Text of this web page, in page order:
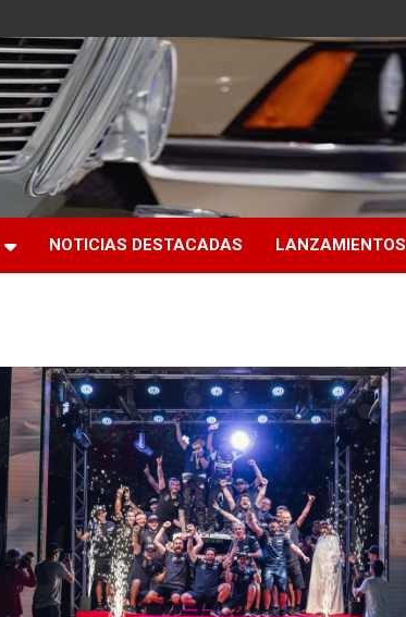
NOTICIAS DESTACADAS LANZAMIENTOS